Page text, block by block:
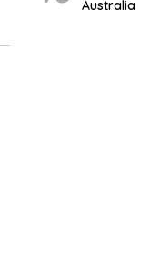
Australia